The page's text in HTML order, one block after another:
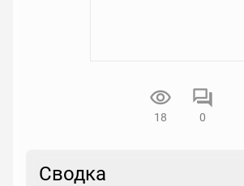
18 0
Сводка